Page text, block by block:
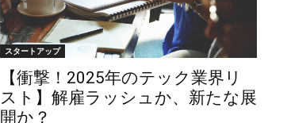
スタートアップ
【衝撃！2025年のテック業界リ
スト】解雇ラッシュか、新たな展
開か？